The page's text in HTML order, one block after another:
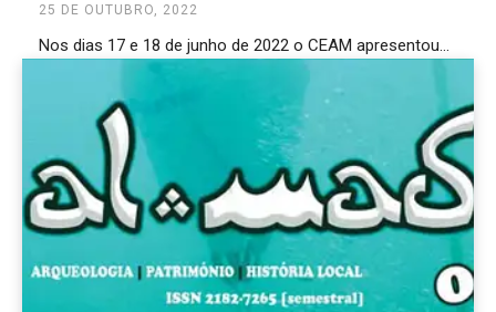
25 DE OUTUBRO, 2022
Nos dias 17 e 18 de junho de 2022 o CEAM apresentou...